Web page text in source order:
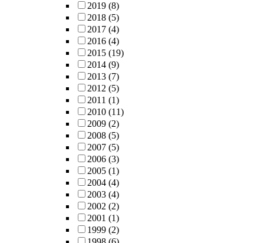
2019 (8)
2018 (5)
2017 (4)
2016 (4)
2015 (19)
2014 (9)
2013 (7)
2012 (5)
2011 (1)
2010 (11)
2009 (2)
2008 (5)
2007 (5)
2006 (3)
2005 (1)
2004 (4)
2003 (4)
2002 (2)
2001 (1)
1999 (2)